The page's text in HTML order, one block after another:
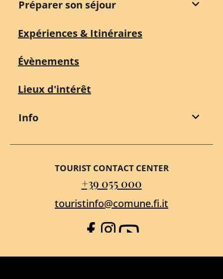
Préparer son séjour
Expériences & Itinéraires
Évènements
Lieux d'intérêt
Info
TOURIST CONTACT CENTER
+39 055 000
touristinfo@comune.fi.it
Facebook
Instagram
YouTube